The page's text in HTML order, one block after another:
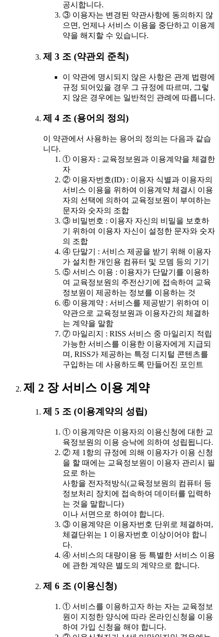
공시합니다.
③ 이용자는 변경된 약관사항에 동의하지 않
으면, 언제나 서비스 이용을 중단하고 이용계
약을 해지할 수 있습니다.
제 3 조 (약관외 준칙)
이 약관에 명시되지 않은 사항은 관계 법령에
규정 되어있을 경우 그 규정에 따르며, 그렇
지 않은 경우에는 일반적인 관례에 따릅니다.
제 4 조 (용어의 정의)
이 약관에서 사용하는 용어의 정의는 다음과 같습
니다.
① 이용자 : 교육정보원과 이용계약을 체결한
자
② 이용자번호(ID) : 이용자 식별과 이용자의
서비스 이용을 위하여 이용계약 체결시 이용
자의 선택에 의하여 교육정보원이 부여하는
문자와 숫자의 조합
③ 비밀번호 : 이용자 자신의 비밀을 보호하
기 위하여 이용자 자신이 설정한 문자와 숫자
의 조합
④ 단말기 : 서비스 제공을 받기 위해 이용자
가 설치한 개인용 컴퓨터 및 모뎀 등의 기기
⑤ 서비스 이용 : 이용자가 단말기를 이용하
여 교육정보원의 주전산기에 접속하여 교육
정보원이 제공하는 정보를 이용하는 것
⑥ 이용계약 : 서비스를 제공받기 위하여 이
약관으로 교육정보원과 이용자간의 체결하
는 계약을 말함
⑦ 마일리지 : RISS 서비스 중 마일리지 적립
가능한 서비스를 이용한 이용자에게 지급되
며, RISS가 제공하는 특정 디지털 콘텐츠를
구입하는 데 사용하도록 만들어진 포인트
제 2 장 서비스 이용 계약
제 5 조 (이용계약의 성립)
① 이용계약은 이용자의 이용신청에 대한 교
육정보원의 이용 승낙에 의하여 성립됩니다.
② 제 1항의 규정에 의해 이용자가 이용 신청
을 할 때에는 교육정보원이 이용자 관리시 필
요로 하는
사항을 전자적방식(교육정보원의 컴퓨터 등
정보처리 장치에 접속하여 데이터를 입력하
는 것을 말합니다)
이나 서면으로 하여야 합니다.
③ 이용계약은 이용자번호 단위로 체결하며,
체결단위는 1 이용자번호 이상이어야 합니
다.
④ 서비스의 대량이용 등 특별한 서비스 이용
에 관한 계약은 별도의 계약으로 합니다.
제 6 조 (이용신청)
① 서비스를 이용하고자 하는 자는 교육정보
원이 지정한 양식에 따라 온라인신청을 이용
하여 가입 신청을 해야 합니다.